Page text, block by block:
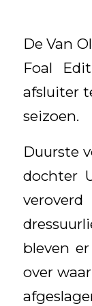
De Van
Foal
afsluiter
seizoen.
Duurste
dochter
bleven
over